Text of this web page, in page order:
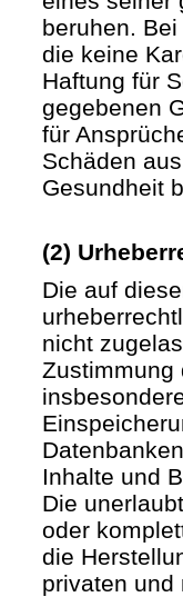
beruhen.
die keine
Haftung für
gegebenen
für
Schäden
Gesundheit
(2)
Die auf
nicht
Zustimmung
Inhalte und
Die
oder
die
privaten und